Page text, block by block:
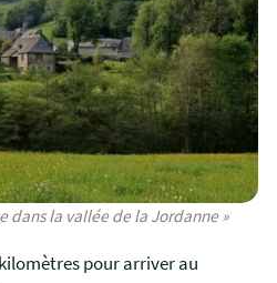
dans la vallée de la Jordanne »
pour arriver au